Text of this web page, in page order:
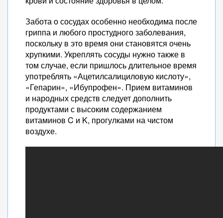
Забота о сосудах особенно необходима после
гриппа и любого простудного заболевания,
поскольку в это время они становятся очень
хрупкими. Укреплять сосуды нужно также в
том случае, если пришлось длительное время
употреблять «Ацетилсалициловую кислоту»,
«Гепарин», «Ибупрофен». Прием витаминов
и народных средств следует дополнить
продуктами с высоким содержанием
витаминов C и K, прогулками на чистом
воздухе.